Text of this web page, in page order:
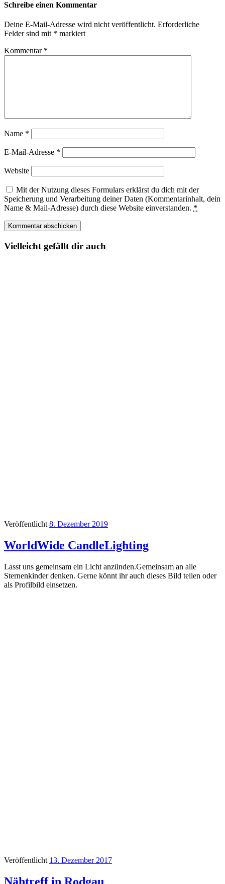
Schreibe einen Kommentar
Deine E-Mail-Adresse wird nicht veröffentlicht. Erforderliche
Felder sind mit * markiert
Kommentar *
Name *
E-Mail-Adresse *
Website
Mit der Nutzung dieses Formulars erklärst du dich mit der
Speicherung und Verarbeitung deiner Daten (Kommentarinhalt, dein
Name & Mail-Adresse) durch diese Website einverstanden. *
Vielleicht gefällt dir auch
Veröffentlicht 8. Dezember 2019
WorldWide CandleLighting
Lasst uns gemeinsam ein Licht anzünden.Gemeinsam an alle
Sternenkinder denken. Gerne könnt ihr auch dieses Bild teilen oder
als Profilbild einsetzen.
Veröffentlicht 13. Dezember 2017
Nähtreff in Rodgau